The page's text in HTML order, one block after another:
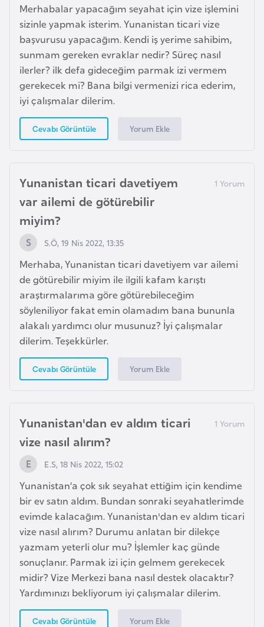
Merhabalar yapacağım seyahat için vize işlemini
sizinle yapmak isterim. Yunanistan ticari vize
başvurusu yapacağım. Kendi iş yerime sahibim,
sunmam gereken evraklar nedir? Süreç nasıl
ilerler? ilk defa gideceğim parmak izi vermem
gerekecek mi? Bana bilgi vermenizi rica ederim,
iyi çalışmalar dilerim.
Cevabı Görüntüle Yorum Ekle
Yunanistan ticari davetiyem
var ailemi de götürebilir
miyim?
S.Ö, 19 Nis 2022, 13:35
Merhaba, Yunanistan ticari davetiyem var ailemi
de götürebilir miyim ile ilgili kafam karıştı
araştırmalarıma göre götürebileceğim
söyleniliyor fakat emin olamadım bana bununla
alakalı yardımcı olur musunuz? İyi çalışmalar
dilerim. Teşekkürler.
Cevabı Görüntüle Yorum Ekle
Yunanistan'dan ev aldım ticari
vize nasıl alırım?
E.S, 18 Nis 2022, 15:02
Yunanistan’a çok sık seyahat ettiğim için kendime
bir ev satın aldım. Bundan sonraki seyahatlerimde
evimde kalacağım. Yunanistan'dan ev aldım ticari
vize nasıl alırım? Durumu anlatan bir dilekçe
yazmam yeterli olur mu? İşlemler kaç günde
sonuçlanır. Parmak izi için gelmem gerekecek
midir? Vize Merkezi bana nasıl destek olacaktır?
Yardımınızı bekliyorum iyi çalışmalar dilerim.
Cevabı Görüntüle Yorum Ekle
K
o
n
g
o
K
ü
b
a
K
u
v
e
y
t
L
e
s
o
t
h
o
L
e
t
o
n
y
a
L
i
b
y
a